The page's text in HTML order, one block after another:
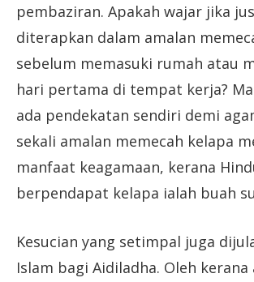
pembaziran. Apakah wajar jika
diterapkan dalam amalan
sebelum memasuki rumah atau
hari pertama di tempat kerja?
ada pendekatan sendiri demi
sekali amalan memecah kelapa
manfaat keagamaan, kerana
berpendapat kelapa ialah buah
Kesucian yang setimpal juga
Islam bagi Aidiladha. Oleh kerana